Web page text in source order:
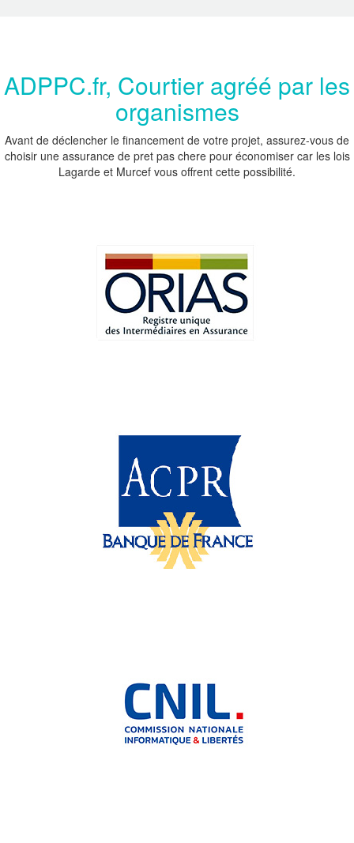
ADPPC.fr, Courtier agréé par les
organismes
Avant de déclencher le financement de votre projet, assurez-vous de
choisir une assurance de pret pas chere pour économiser car les lois
Lagarde et Murcef vous offrent cette possibilité.